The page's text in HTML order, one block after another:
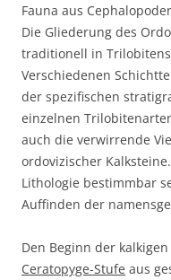
Fauna aus
Die Gliederung des
traditionell in
Verschiedenen
der spezifischen
einzelnen
auch die verwirrende
ordovizischer
Lithologie bestimmbar
Auffinden der
Den Beginn der
Ceratopyge-Stufe aus